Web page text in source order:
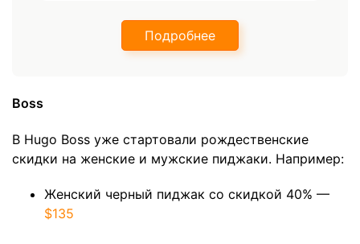
Подробнее
Boss
В Hugo Boss уже стартовали рождественские
скидки на женские и мужские пиджаки. Например:
Женский черный пиджак со скидкой 40% —
$135